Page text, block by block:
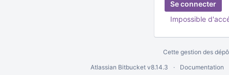
Impossible
Cette gestion des
Atlassian Bitbucket v8.14.3 Documentation